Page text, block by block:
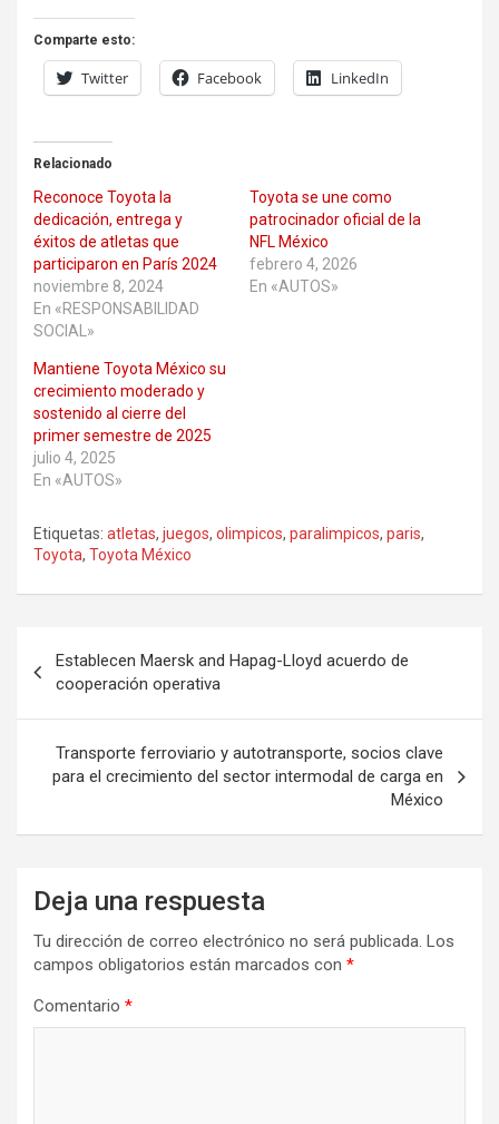
Comparte esto:
Twitter Facebook LinkedIn
Relacionado
Reconoce Toyota la
dedicación, entrega y
éxitos de atletas que
participaron en París 2024
noviembre 8, 2024
En «RESPONSABILIDAD
SOCIAL»
Toyota se une como
patrocinador oficial de la
NFL México
febrero 4, 2026
En «AUTOS»
Mantiene Toyota México su
crecimiento moderado y
sostenido al cierre del
primer semestre de 2025
julio 4, 2025
En «AUTOS»
Etiquetas: atletas, juegos, olimpicos, paralimpicos, paris,
Toyota, Toyota México
de
entradas
Establecen Maersk and Hapag-Lloyd acuerdo de
cooperación operativa
Transporte ferroviario y autotransporte, socios clave
para el crecimiento del sector intermodal de carga en
México
Deja una respuesta
Tu dirección de correo electrónico no será publicada. Los
campos obligatorios están marcados con *
Comentario *